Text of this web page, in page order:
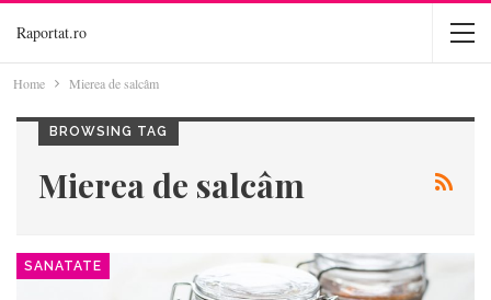
Raportat.ro
Home Mierea de salcâm
BROWSING TAG
Mierea de salcâm
SANATATE